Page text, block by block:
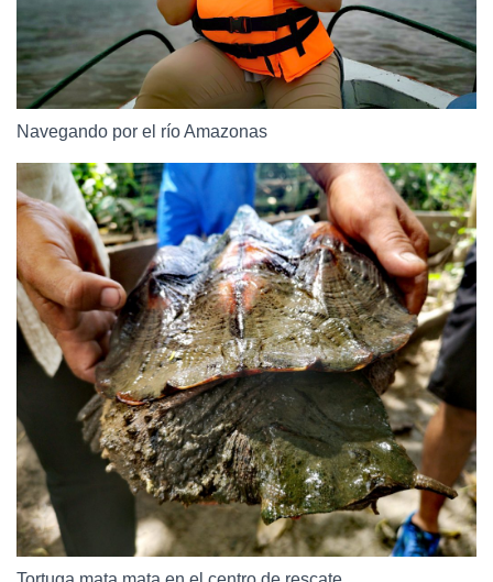
Navegando por el río Amazonas